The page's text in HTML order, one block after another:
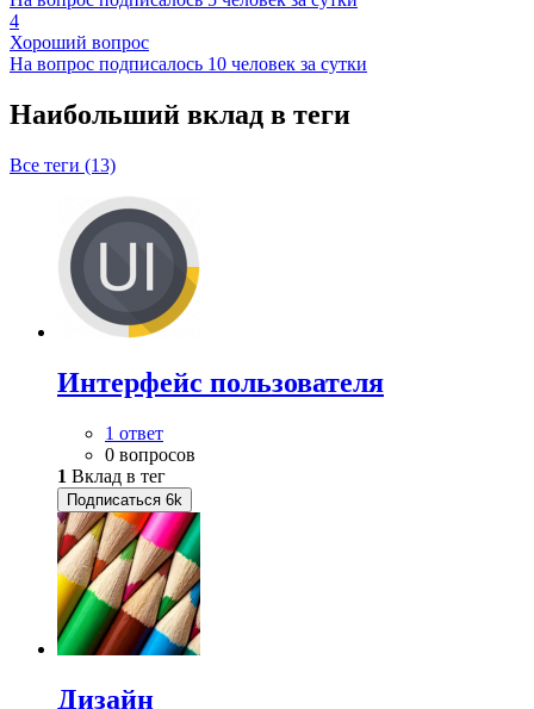
4
Хороший вопрос
На вопрос подписалось 10 человек за сутки
Наибольший вклад в теги
Все теги (13)
Интерфейс пользователя
1 ответ
0 вопросов
1 Вклад в тег
Подписаться 6k
Дизайн